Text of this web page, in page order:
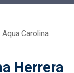
Carolina
Herrera